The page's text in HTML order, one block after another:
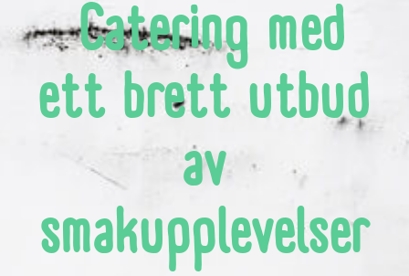
Catering med
ett brett utbud
av
smakupplevelser